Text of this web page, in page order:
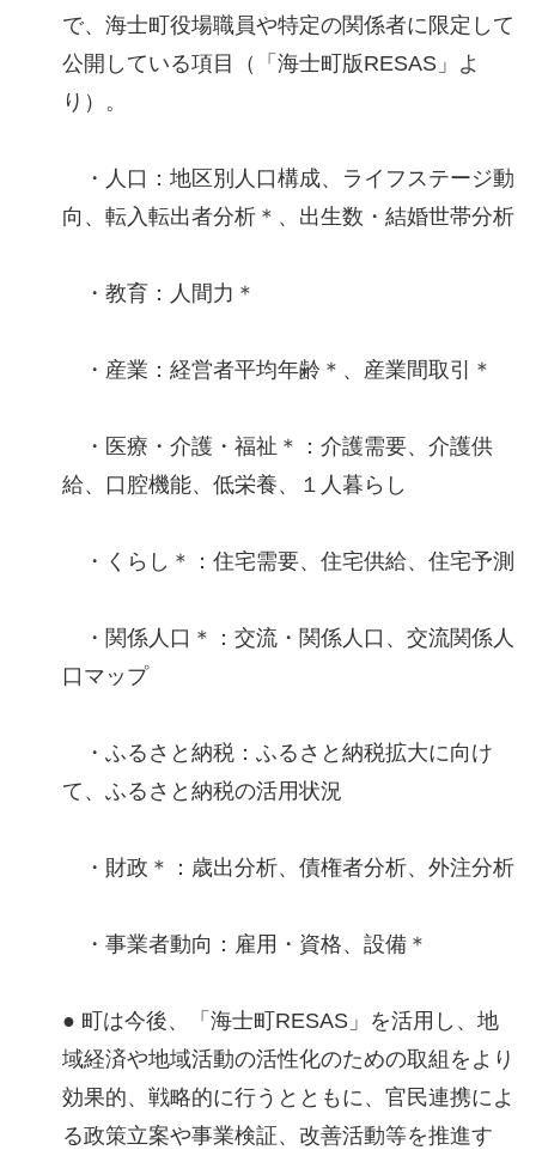
で、海士町役場職員や特定の関係者に限定して
公開している項目（「海士町版RESAS」よ
り）。
・人口：地区別人口構成、ライフステージ動
向、転入転出者分析＊、出生数・結婚世帯分析
・教育：人間力＊
・産業：経営者平均年齢＊、産業間取引＊
・医療・介護・福祉＊：介護需要、介護供
給、口腔機能、低栄養、１人暮らし
・くらし＊：住宅需要、住宅供給、住宅予測
・関係人口＊：交流・関係人口、交流関係人
口マップ
・ふるさと納税：ふるさと納税拡大に向け
て、ふるさと納税の活用状況
・財政＊：歳出分析、債権者分析、外注分析
・事業者動向：雇用・資格、設備＊
● 町は今後、「海士町RESAS」を活用し、地
域経済や地域活動の活性化のための取組をより
効果的、戦略的に行うとともに、官民連携によ
る政策立案や事業検証、改善活動等を推進す